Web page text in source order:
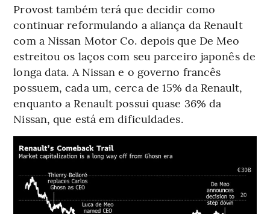
Provost também terá que decidir como
continuar reformulando a aliança da Renault
com a Nissan Motor Co. depois que De Meo
estreitou os laços com seu parceiro japonês de
longa data. A Nissan e o governo francês
possuem, cada um, cerca de 15% da Renault,
enquanto a Renault possui quase 36% da
Nissan, que está em dificuldades.